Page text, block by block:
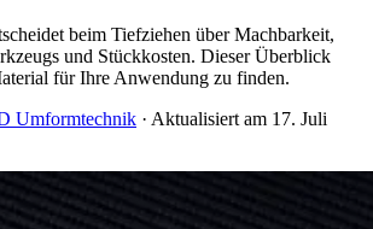
beim Tiefziehen über Machbarkeit,
und Stückkosten. Dieser Überblick
für Ihre Anwendung zu finden.
Umformtechnik · Aktualisiert am 17. Juli